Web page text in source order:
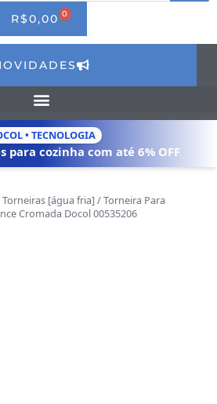
R$0,00 0 CART
• TECNOLOGIA
para cozinha com até 6% OFF
Torneiras [água fria]/ Torneira Para
Cromada Docol 00535206